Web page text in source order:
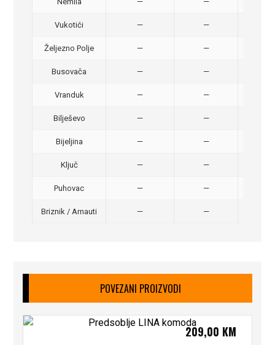
Vukotići — —
Željezno Polje — —
Busovača — —
Vranduk — —
Bilješevo — —
Bijeljina — —
Ključ — —
Puhovac — —
Briznik / Arnauti — —
POVEZANI PROIZVODI
209,00 KM